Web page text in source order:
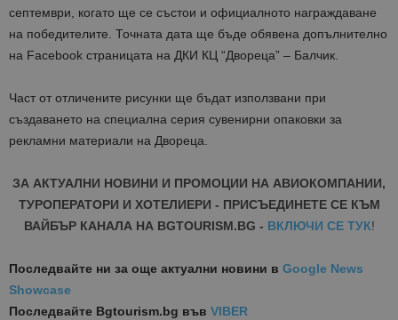
септември, когато ще се състои и официалното награждаване
на победителите. Точната дата ще бъде обявена допълнително
на Facebook страницата на ДКИ КЦ “Двореца” – Балчик.
Част от отличените рисунки ще бъдат използвани при
създаването на специална серия сувенирни опаковки за
рекламни материали на Двореца.
ЗА АКТУАЛНИ НОВИНИ И ПРОМОЦИИ НА АВИОКОМПАНИИ,
ТУРОПЕРАТОРИ И ХОТЕЛИЕРИ - ПРИСЪЕДИНЕТЕ СЕ КЪМ
ВАЙБЪР КАНАЛА НА BGTOURISM.BG - ВКЛЮЧИ СЕ ТУК!
Последвайте ни за още актуални новини в Google News
Showcase
Последвайте Bgtourism.bg във VIBER